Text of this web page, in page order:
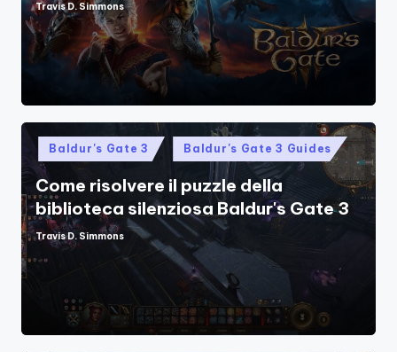
Posted
by
Travis D. Simmons
Posted
in
Baldur's Gate 3 Baldur's Gate 3 Guides
Come risolvere il puzzle della
biblioteca silenziosa Baldur's Gate 3
Posted
Travis D. Simmons